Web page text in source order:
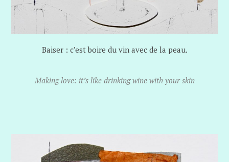
Baiser : c’est boire du vin avec de la peau.
Making love: it’s like drinking wine with your skin